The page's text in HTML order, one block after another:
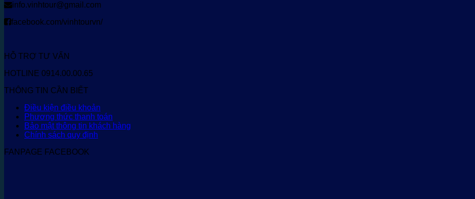
info.vinhtour@gmail.com
facebook.com/vinhtourvn/
HỖ TRỢ TƯ VẤN
HOTLINE 0914.00.00.65
THÔNG TIN CẦN BIẾT
Điều kiện điều khoản
Phương thức thanh toán
Bảo mật thông tin khách hàng
Chính sách quy định
FANPAGE FACEBOOK